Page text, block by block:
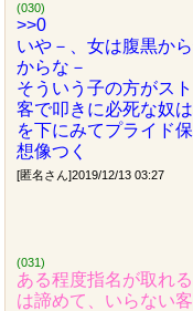
(030)
>>0
いや－、女は腹黒か
からな－
そういう子の方がス
客で叩きに必死な奴
を下にみてプライド
想像つく
[匿名さん]2019/12/13 03:27
(031)
ある程度指名が取れ
は諦めて、いらない